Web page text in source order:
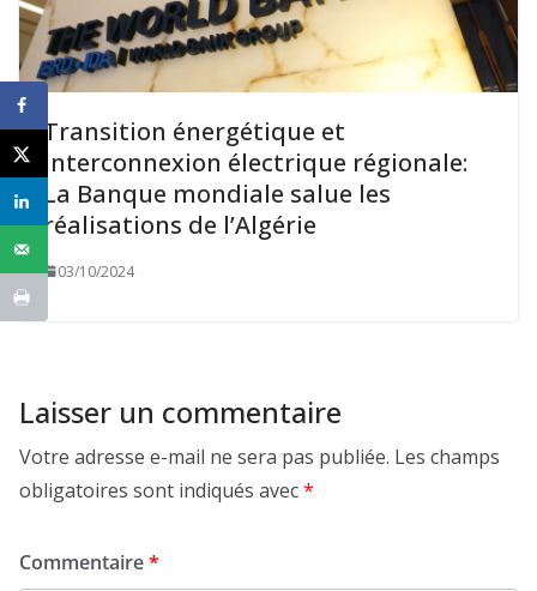
Transition énergétique et
interconnexion électrique régionale:
La Banque mondiale salue les
réalisations de l’Algérie
03/10/2024
Laisser un commentaire
Votre adresse e-mail ne sera pas publiée. Les champs
obligatoires sont indiqués avec*
Commentaire*